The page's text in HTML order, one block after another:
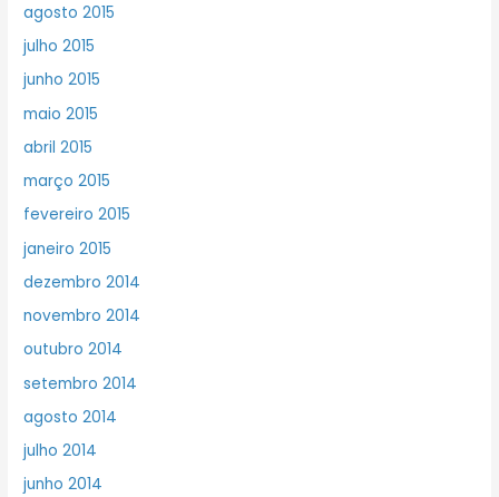
agosto 2015
julho 2015
junho 2015
maio 2015
abril 2015
março 2015
fevereiro 2015
janeiro 2015
dezembro 2014
novembro 2014
outubro 2014
setembro 2014
agosto 2014
julho 2014
junho 2014